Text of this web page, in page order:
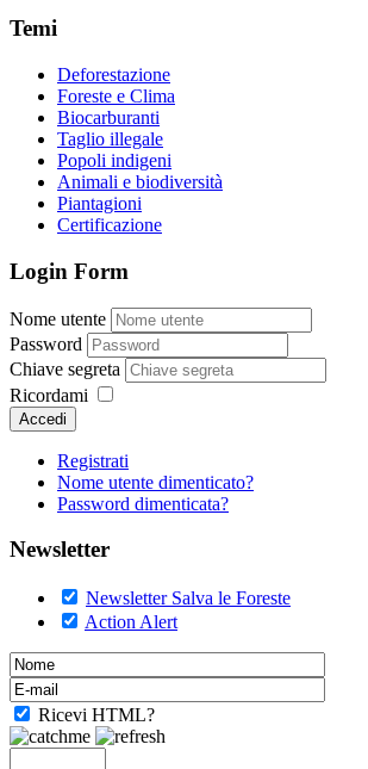
Temi
Deforestazione
Foreste e Clima
Biocarburanti
Taglio illegale
Popoli indigeni
Animali e biodiversità
Piantagioni
Certificazione
Login Form
Nome utente
Password
Chiave segreta
Ricordami
Accedi
Registrati
Nome utente dimenticato?
Password dimenticata?
Newsletter
Newsletter Salva le Foreste
Action Alert
Ricevi HTML?